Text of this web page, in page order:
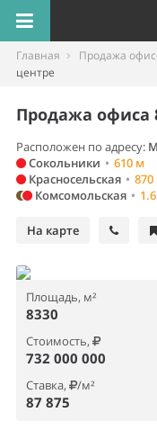
Главная Продажа
центре
Продажа офиса
Расположен по адресу:
Сокольники • 610 м
Красносельская •
Комсомольская •
На карте
Площадь, м²
8330
Стоимость,
732 000 000
Ставка, /м²
87 875